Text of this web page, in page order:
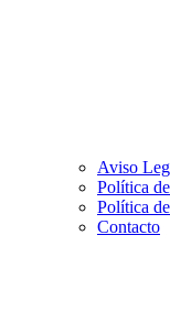
Aviso
Política
Política
Contacto